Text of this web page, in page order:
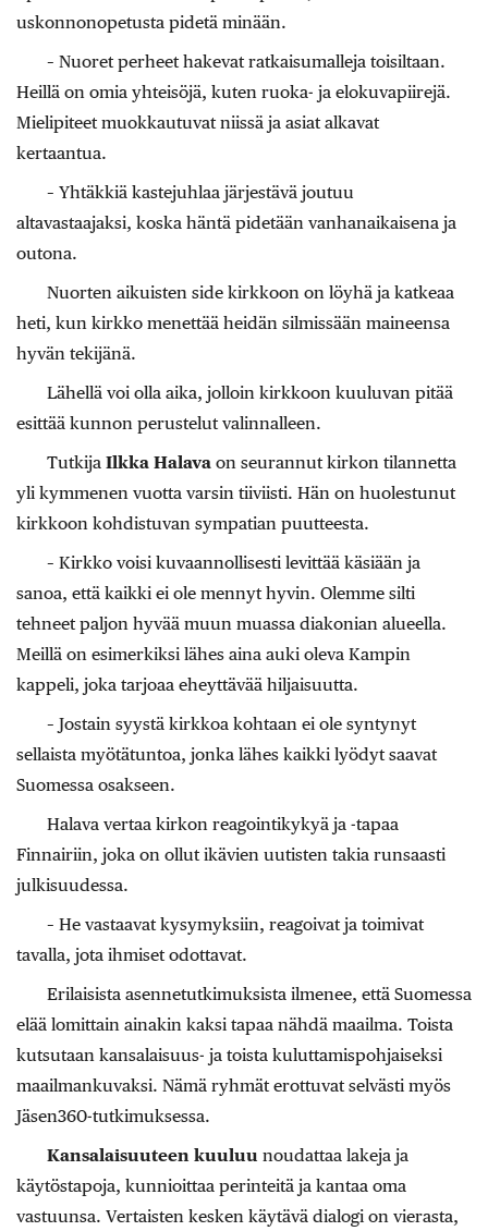
uskonnonopetusta pidetä minään.
– Nuoret perheet hakevat ratkaisumalleja toisiltaan.
Heillä on omia yhteisöjä, kuten ruoka- ja elokuvapiirejä.
Mielipiteet muokkautuvat niissä ja asiat alkavat
kertaantua.
– Yhtäkkiä kastejuhlaa järjestävä joutuu
altavastaajaksi, koska häntä pidetään vanhanaikaisena ja
outona.
Nuorten aikuisten side kirkkoon on löyhä ja katkeaa
heti, kun kirkko menettää heidän silmissään maineensa
hyvän tekijänä.
Lähellä voi olla aika, jolloin kirkkoon kuuluvan pitää
esittää kunnon perustelut valinnalleen.
Tutkija Ilkka Halava on seurannut kirkon tilannetta
yli kymmenen vuotta varsin tiiviisti. Hän on huolestunut
kirkkoon kohdistuvan sympatian puutteesta.
– Kirkko voisi kuvaannollisesti levittää käsiään ja
sanoa, että kaikki ei ole mennyt hyvin. Olemme silti
tehneet paljon hyvää muun muassa diakonian alueella.
Meillä on esimerkiksi lähes aina auki oleva Kampin
kappeli, joka tarjoaa eheyttävää hiljaisuutta.
– Jostain syystä kirkkoa kohtaan ei ole syntynyt
sellaista myötätuntoa, jonka lähes kaikki lyödyt saavat
Suomessa osakseen.
Halava vertaa kirkon reagointikykyä ja -tapaa
Finnairiin, joka on ollut ikävien uutisten takia runsaasti
julkisuudessa.
– He vastaavat kysymyksiin, reagoivat ja toimivat
tavalla, jota ihmiset odottavat.
Erilaisista asennetutkimuksista ilmenee, että Suomessa
elää lomittain ainakin kaksi tapaa nähdä maailma. Toista
kutsutaan kansalaisuus- ja toista kuluttamispohjaiseksi
maailmankuvaksi. Nämä ryhmät erottuvat selvästi myös
Jäsen360-tutkimuksessa.
Kansalaisuuteen kuuluu noudattaa lakeja ja
käytöstapoja, kunnioittaa perinteitä ja kantaa oma
vastuunsa. Vertaisten kesken käytävä dialogi on vierasta,